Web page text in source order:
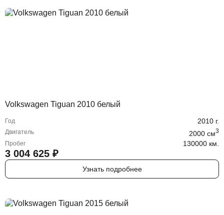
Volkswagen Tiguan 2010 белый
Год 2010 г.
Двигатель 2000 cм3
Пробег 130000 км.
3 004 625 ₽
Узнать подробнее